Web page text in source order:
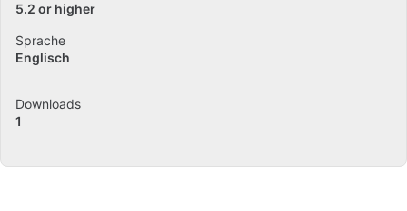
5.2 or higher
Sprache
Englisch
Downloads
1